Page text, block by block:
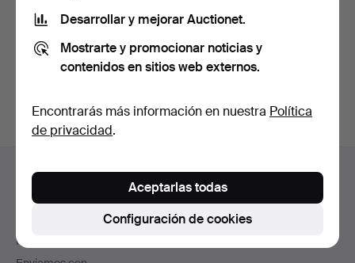
Suscribir búsqueda
También puedes buscar ennuestro archivo de
subastas concluidas.
en
de
Ayuda y contacto
Contacta con el servicio de atención al cliente
Todas las casas de subastas
Modos de pago
Desarrollar y mejorar Auctionet.
Mostrarte y promocionar noticias y
contenidos en sitios web externos.
Encontrarás más información en nuestra Política
de privacidad.
Configuración de cookies
Aceptarlas todas